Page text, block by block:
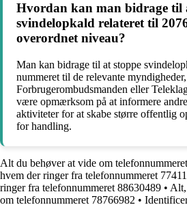
Hvordan kan man bidrage til
svindelopkald relateret til
overordnet niveau?
Man kan bidrage til at stoppe
nummeret til de relevante
Forbrugerombudsmanden eller
være opmærksom på at informere
aktiviteter for at skabe større offentlig
for handling.
Alt du behøver at vide om
hvem der ringer fra telefonnummeret
ringer fra telefonnummeret 88630489 • Alt,
om telefonnummeret 78766982 •